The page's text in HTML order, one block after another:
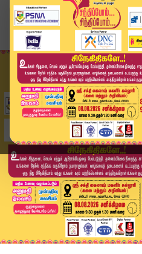
Home
வீடியோ ஸ்டோரி
இரு ஆளுமைகள்...!